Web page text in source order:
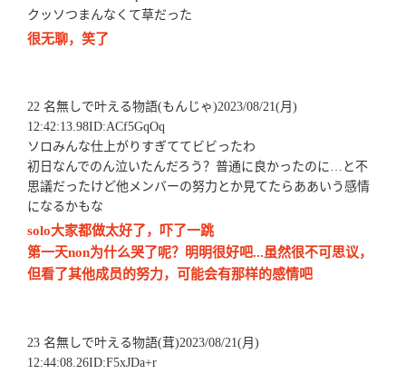
クッソつまんなくて草だった
很无聊，笑了
22 名無しで叶える物語(もんじゃ)2023/08/21(月)
12:42:13.98ID:ACf5GqOq
ソロみんな仕上がりすぎててビビったわ
初日なんでのん泣いたんだろう？普通に良かったのに…と不
思議だったけど他メンバーの努力とか見てたらああいう感情
になるかもな
solo大家都做太好了，吓了一跳
第一天non为什么哭了呢？明明很好吧...虽然很不可思议，
但看了其他成员的努力，可能会有那样的感情吧
23 名無しで叶える物語(茸)2023/08/21(月)
12:44:08.26ID:F5xJDa+r